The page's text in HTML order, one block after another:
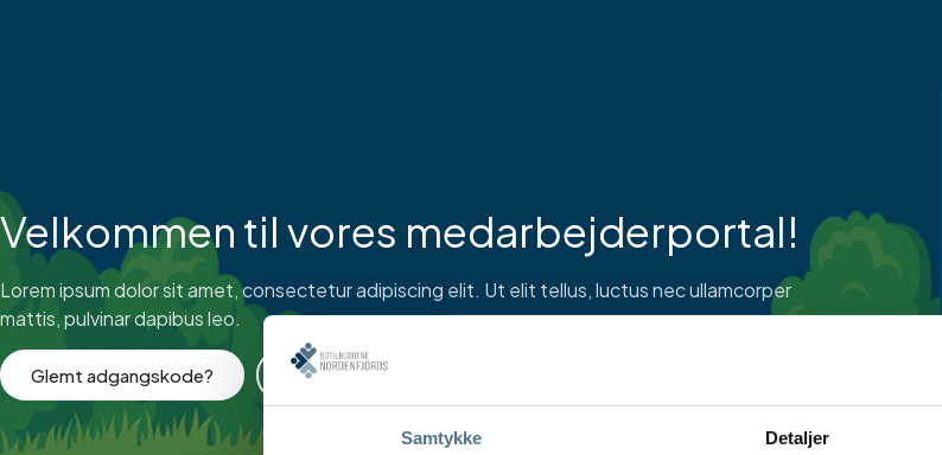
Samtykke Detaljer
Velkommen til vores medarbejderportal!
Lorem ipsum dolor sit amet, consectetur adipiscing elit. Ut elit tellus, luctus nec ullamcorper
mattis, pulvinar dapibus leo.
Glemt adgangskode? Ledelselogin